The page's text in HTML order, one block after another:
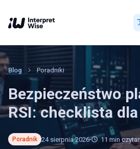
Blog Poradniki
Bezpieczeństwo
RSI: checklista dla
Poradnik 24 sierpnia 2026 11 min